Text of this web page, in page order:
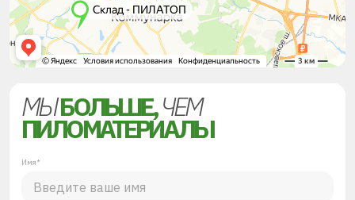
МЫБОЛЬШЕ,ЧЕМ
ПИЛОМАТЕРИАЛЫ
Имя*